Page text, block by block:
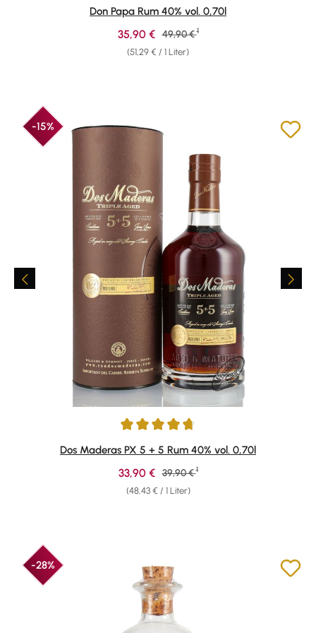
Durchschnittliche Bewertung von 4.87 von 5 Sternen
Don Papa Rum 40% vol. 0,70l
(51,29 € / 1 Liter)
Verkaufspreis:
35,90 € Regulärer Preis:
49,90 € 1
-15%
Durchschnittliche Bewertung von 4.81 von 5 Sternen
Dos Maderas PX 5 + 5 Rum 40% vol. 0,70l
(48,43 € / 1 Liter)
Verkaufspreis:
33,90 € Regulärer Preis:
39,90 € 1
-28%